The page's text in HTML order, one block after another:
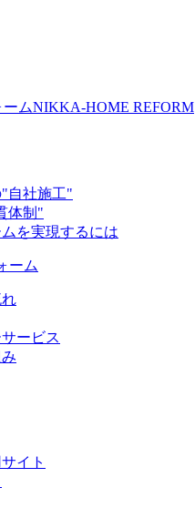
ムNIKKA-HOME REFORM
自社施工"
体制"
を実現するには
ーム
ービス
イト